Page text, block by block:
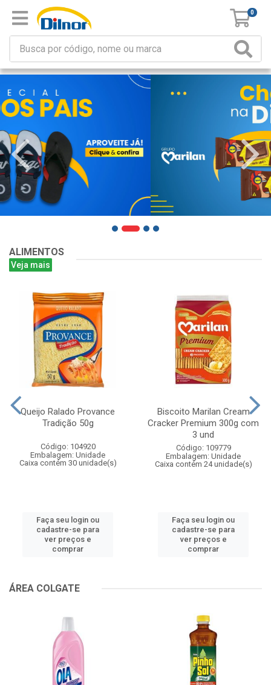
0
ALIMENTOS
Veja mais
Queijo Ralado Provance
Tradição 50g
Código: 104920
Embalagem: Unidade
Caixa contém 30 unidade(s)
Faça seu login ou
cadastre-se para
ver preços e
comprar
Biscoito Marilan Cream
Cracker Premium 300g com
3 und
Código: 109779
Embalagem: Unidade
Caixa contém 24 unidade(s)
Faça seu login ou
cadastre-se para
ver preços e
comprar
ÁREA COLGATE